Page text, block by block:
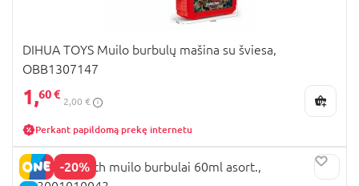
DIHUA TOYS Muilo burbulų mašina su šviesa,
OBB1307147
1,60 €
2,00 €
Perkant papildomą prekę internetu
-20%
DULCOP Stitch muilo burbulai 60ml asort.,